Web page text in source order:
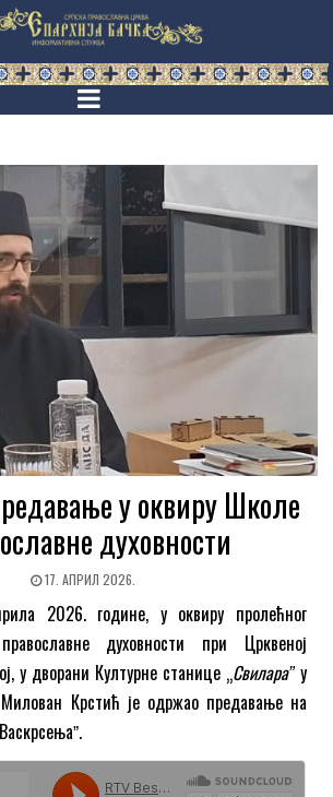
у оквиру Школе
духовности
17. АПРИЛ 2026.
2026. године, у оквиру пролећног
духовности при Црквеној
у дворани Културне станице „Свилараˮу
Крстић је одржао предавање на